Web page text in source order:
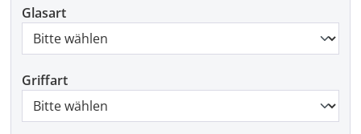
Glasart
Griffart